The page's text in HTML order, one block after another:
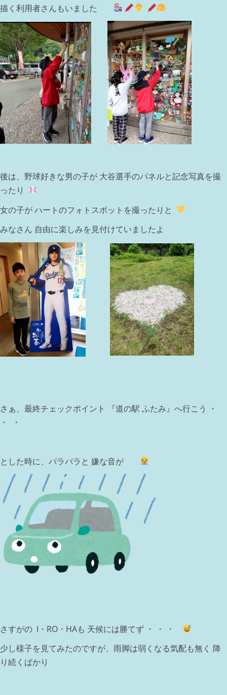
描く利用者さんもいました
後は、野球好きな男の子が 大谷選手のパネルと記念写真を撮
ったり
女の子が ハートのフォトスポットを撮ったりと
みなさん 自由に楽しみを見付けていましたよ
さぁ、最終チェックポイント 『道の駅 ふたみ』へ行こう ・
・ ・
とした時に、パラパラと 嫌な音が
さすがの I・RO・HAも 天候には勝てず ・ ・ ・
少し様子を見てみたのですが、雨脚は弱くなる気配も無く 降
り続くばかり